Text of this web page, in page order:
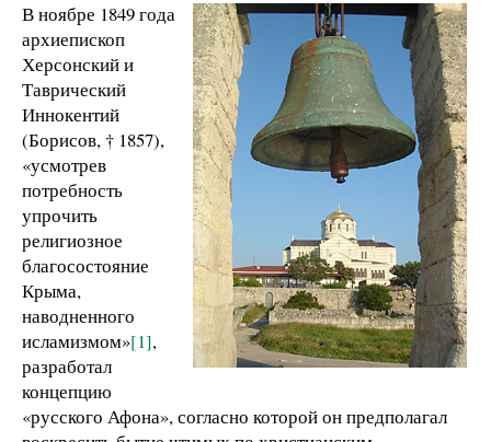
В ноябре 1849 года
архиепископ
Херсонский и
Таврический
Иннокентий
(Борисов, † 1857),
«усмотрев
потребность
упрочить
религиозное
благосостояние
Крыма,
наводненного
исламизмом»[1],
разработал
концепцию
«русского Афона», согласно которой он предполагал